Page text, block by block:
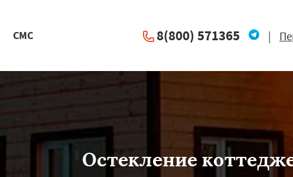
СМС 8(800) 571365 |
Остекление